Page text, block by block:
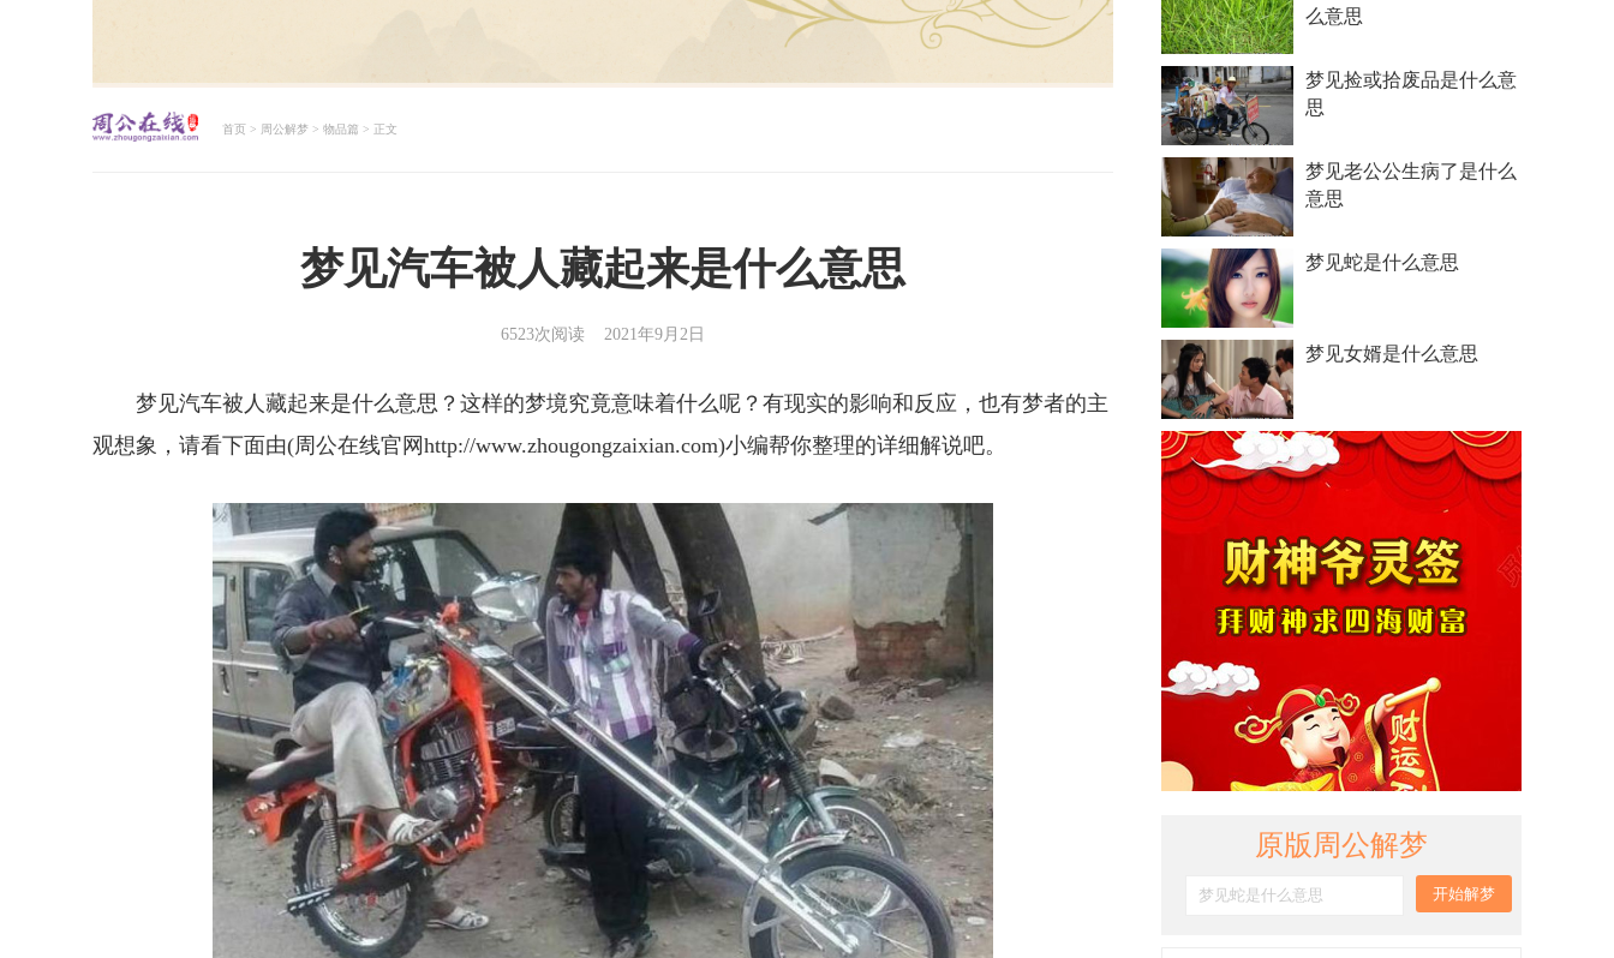
首页 > 周公解梦 > 物品篇 > 正文
梦见汽车被人藏起来是什么意思
6523次阅读 2021年9月2日
梦见汽车被人藏起来是什么意思？这样的梦境究竟意味着什么呢？有现实的影响和反应，也有梦者的主
观想象，请看下面由(周公在线官网http://www.zhougongzaixian.com)小编帮你整理的详细解说吧。
么意思
梦见捡或拾废品是什么意
思
梦见老公公生病了是什么
意思
梦见蛇是什么意思
梦见女婿是什么意思
原版周公解梦